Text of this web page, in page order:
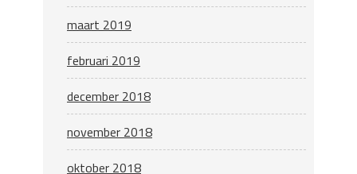
maart 2019
februari 2019
december 2018
november 2018
oktober 2018